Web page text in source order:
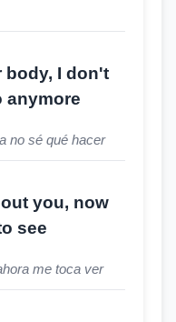
body, I don't
anymore
no sé qué hacer
you, now
see
me toca ver